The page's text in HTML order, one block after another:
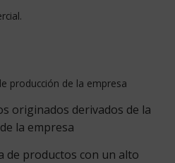
producción de la empresa
originados derivados de la
la empresa
de productos con un alto